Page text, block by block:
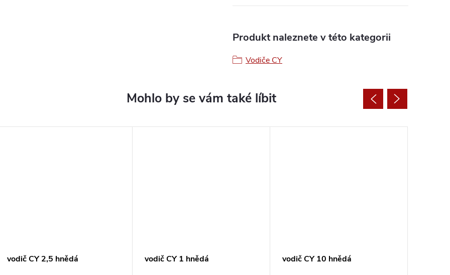
Produkt naleznete v této kategorii
Vodiče CY
vodič CY 2,5 hnědá vodič CY 1 hnědá vodič CY 10 hnědá